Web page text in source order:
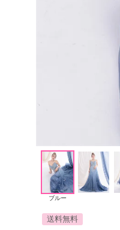
ブルー
送料無料